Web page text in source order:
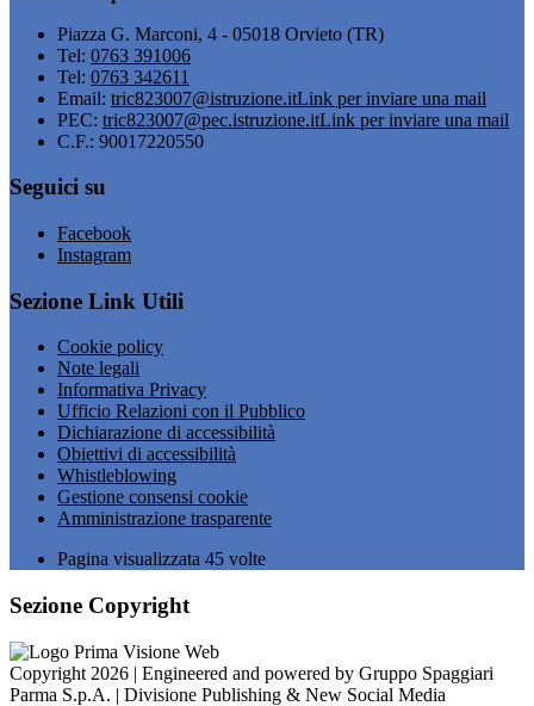
Piazza G. Marconi, 4 - 05018 Orvieto (TR)
Tel: 0763 391006
Tel: 0763 342611
Email: tric823007@istruzione.itLink per inviare una mail
PEC: tric823007@pec.istruzione.itLink per inviare una mail
C.F.: 90017220550
Seguici su
Facebook
Instagram
Sezione Link Utili
Cookie policy
Note legali
Informativa Privacy
Ufficio Relazioni con il Pubblico
Dichiarazione di accessibilità
Obiettivi di accessibilità
Whistleblowing
Gestione consensi cookie
Amministrazione trasparente
Pagina visualizzata 45 volte
Sezione Copyright
Copyright 2026 | Engineered and powered by Gruppo Spaggiari
Parma S.p.A. | Divisione Publishing & New Social Media